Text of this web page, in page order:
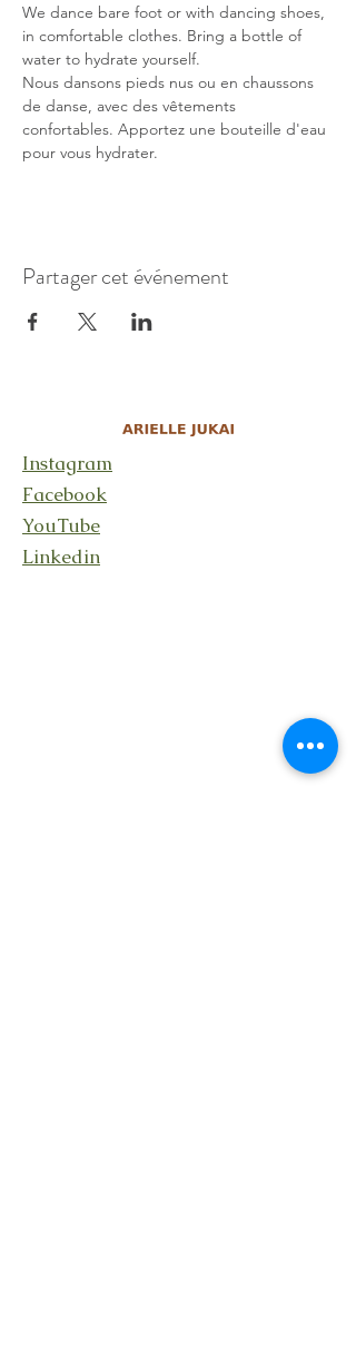
We dance bare foot or with dancing shoes,
in comfortable clothes. Bring a bottle of
water to hydrate yourself.
Nous dansons pieds nus ou en chaussons
de danse, avec des vêtements
confortables. Apportez une bouteille d'eau
pour vous hydrater.
Partager cet événement
Instagram
Facebook
YouTube
Linkedin